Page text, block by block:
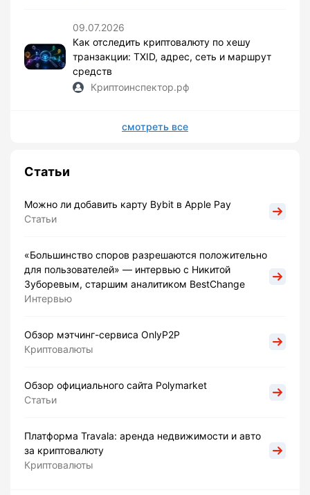
09.07.2026
Как отследить криптовалюту по хешу
транзакции: TXID, адрес, сеть и маршрут
средств
Криптоинспектор.рф
смотреть все
Статьи
Можно ли добавить карту Bybit в Apple Pay
Статьи
«Большинство споров разрешаются положительно
для пользователей» — интервью с Никитой
Зуборевым, старшим аналитиком BestChange
Интервью
Обзор мэтчинг-сервиса OnlyP2P
Криптовалюты
Обзор официального сайта Polymarket
Статьи
Платформа Travala: аренда недвижимости и авто
за криптовалюту
Криптовалюты